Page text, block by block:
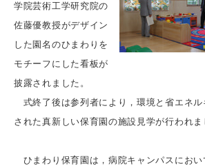
学院芸術工学研究院の
佐藤優教授がデザイン
した園名のひまわりを
モチーフにした看板が
披露されました。
式終了後は参列者により，環境と省エネル
された真新しい保育園の施設見学が行われま
ひまわり保育園は，病院キャンパスにおい